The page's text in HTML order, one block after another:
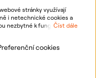
stránky využívají
i netechnické cookies a
nezbytné k fungování
reklam a analytice.
a vašich osobních údajů
o vašich právech,
odvolání udělených
Číst dále
cookies
údajů